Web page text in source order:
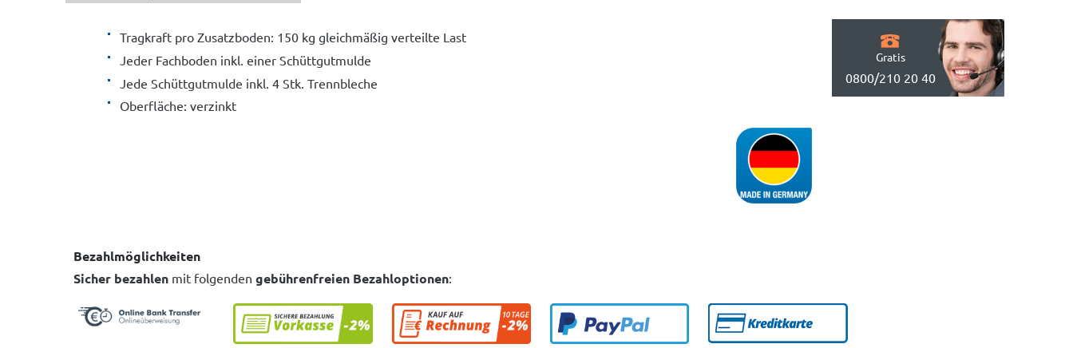
Tragkraft pro Zusatzboden: 150 kg gleichmäßig verteilte Last
Jeder Fachboden inkl. einer Schüttgutmulde
Jede Schüttgutmulde inkl. 4 Stk. Trennbleche
Oberfläche: verzinkt
Gratis
0800/210 20 40
Bezahlmöglichkeiten
Sicher bezahlen mit folgenden gebührenfreien Bezahloptionen: